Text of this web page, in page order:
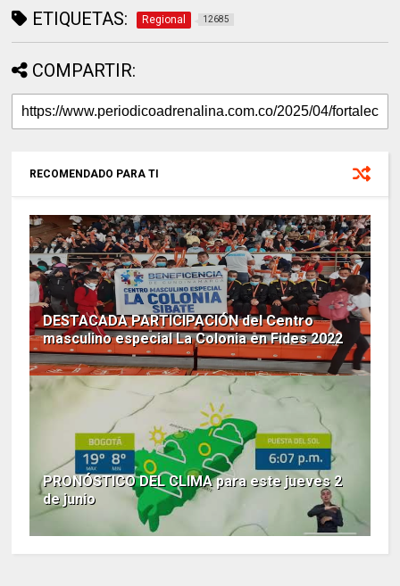
ETIQUETAS: Regional 12685
COMPARTIR:
RECOMENDADO PARA TI
DESTACADA PARTICIPACIÓN del Centro
masculino especial La Colonia en Fides 2022
PRONÓSTICO DEL CLIMA para este jueves 2
de junio